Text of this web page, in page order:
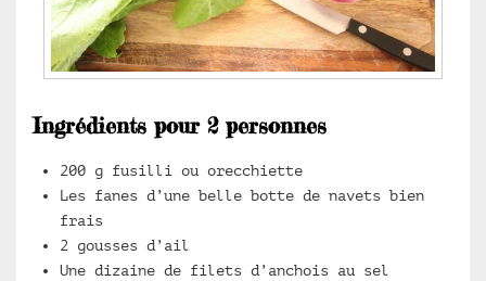
Ingrédients pour 2 personnes
200 g fusilli ou orecchiette
Les fanes d’une belle botte de navets bien
frais
2 gousses d’ail
Une dizaine de filets d’anchois au sel